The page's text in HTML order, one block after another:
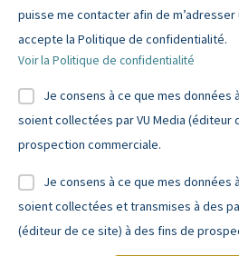
puisse me contacter afin de
accepte la Politique de confidentialité.
Voir la Politique de confidentialité
Je consens à ce que mes données
soient collectées par VU Media (éditeur
prospection commerciale.
Je consens à ce que mes données
soient collectées et transmises à des
(éditeur de ce site) à des fins de